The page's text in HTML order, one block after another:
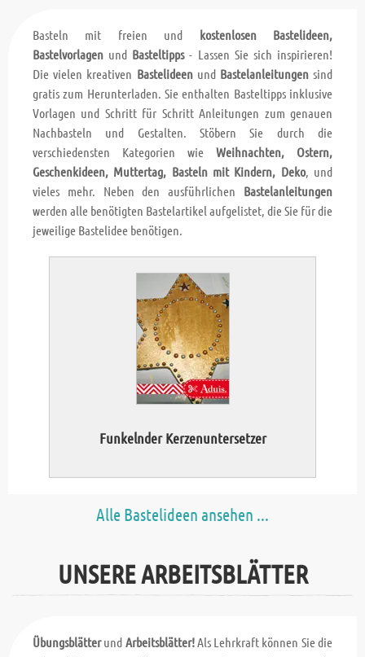
Basteln mit freien und kostenlosen Bastelideen,
Bastelvorlagen und Basteltipps- Lassen Sie sich inspirieren!
Die vielen kreativen Bastelideenund Bastelanleitungensind
gratis zum Herunterladen. Sie enthalten Basteltipps inklusive
Vorlagen und Schritt für Schritt Anleitungen zum genauen
Nachbasteln und Gestalten. Stöbern Sie durch die
verschiedensten Kategorien wie Weihnachten, Ostern,
Geschenkideen, Muttertag, Basteln mit Kindern, Deko, und
vieles mehr. Neben den ausführlichen Bastelanleitungen
werden alle benötigten Bastelartikel aufgelistet, die Sie für die
jeweilige Bastelidee benötigen.
Funkelnder Kerzenuntersetzer
Alle Bastelideen ansehen ...
UNSERE ARBEITSBLÄTTER
Übungsblätterund Arbeitsblätter!Als Lehrkraft können Sie die